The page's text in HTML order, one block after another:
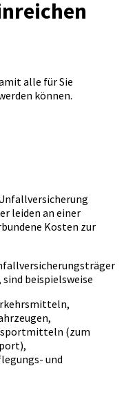
alle für Sie
können.
leiden an einer
Kosten zur
beispielsweise
(zum
und